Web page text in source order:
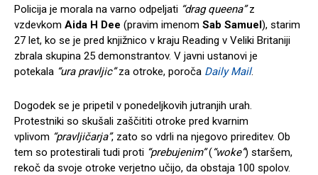
Policija je morala na varno odpeljati “drag queena”z
vzdevkom Aida H Dee (pravim imenom Sab Samuel), starim
27 let, ko se je pred knjižnico v kraju Reading v Veliki Britaniji
zbrala skupina 25 demonstrantov. V javni ustanovi je
potekala “ura pravljic”za otroke, poroča Daily Mail.
Dogodek se je pripetil v ponedeljkovih jutranjih urah.
Protestniki so skušali zaščititi otroke pred kvarnim
vplivom “pravljičarja”, zato so vdrli na njegovo prireditev. Ob
tem so protestirali tudi proti “prebujenim”(“woke”) staršem,
rekoč da svoje otroke verjetno učijo, da obstaja 100 spolov.